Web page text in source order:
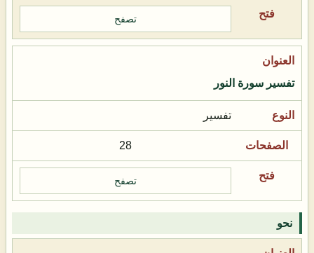
تصفح
تفسير سورة النور
تفسير
28
تصفح
نحو